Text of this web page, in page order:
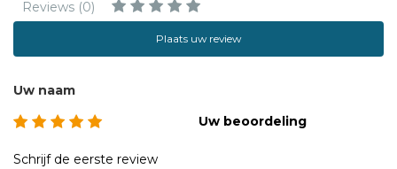
Reviews (0)
Plaats uw review
Uw naam
Uw beoordeling
Schrijf de eerste review